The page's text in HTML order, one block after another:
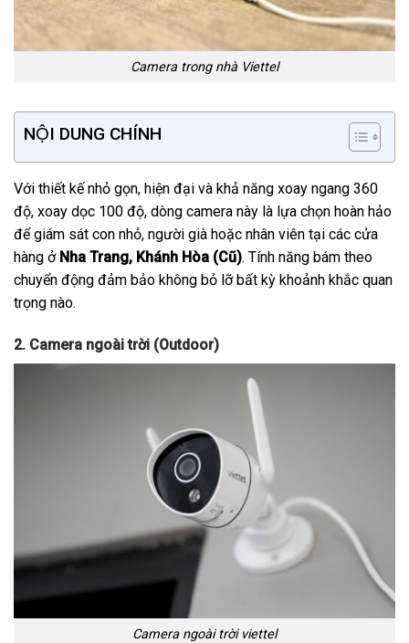
Camera trong nhà Viettel
NỘI DUNG CHÍNH
Với thiết kế nhỏ gọn, hiện đại và khả năng xoay ngang 360
độ, xoay dọc 100 độ, dòng camera này là lựa chọn hoàn hảo
để giám sát con nhỏ, người già hoặc nhân viên tại các cửa
hàng ở Nha Trang, Khánh Hòa (Cũ). Tính năng bám theo
chuyển động đảm bảo không bỏ lỡ bất kỳ khoảnh khắc quan
trọng nào.
2. Camera ngoài trời (Outdoor)
Camera ngoài trời viettel